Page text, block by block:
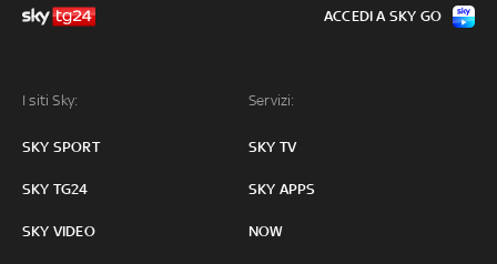
I siti Sky:
SKY SPORT
SKY TG24
SKY VIDEO
Servizi:
SKY TV
SKY APPS
NOW
ACCEDI A SKY GO